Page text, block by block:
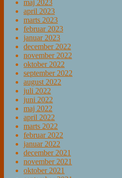
maj 2023
april 2023
marts 2023
februar 2023
januar 2023
december 2022
november 2022
oktober 2022
september 2022
august 2022
juli 2022
juni 2022
maj 2022
april 2022
marts 2022
februar 2022
januar 2022
december 2021
november 2021
oktober 2021